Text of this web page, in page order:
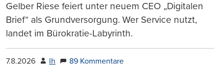
Gelber Riese feiert unter neuem CEO „Digitalen
Brief“ als Grundversorgung. Wer Service nutzt,
landet im Bürokratie-Labyrinth.
7.8.2026 lh 89 Kommentare